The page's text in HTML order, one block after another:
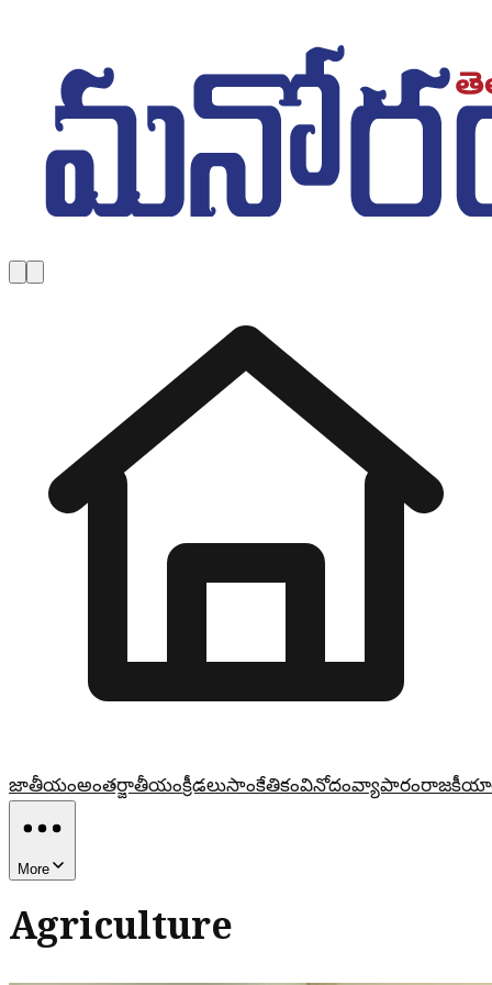
జాతీయంఅంతర్జాతీయంక్రీడలుసాంకేతికంవినోదంవ్యాపారం
More
Agriculture